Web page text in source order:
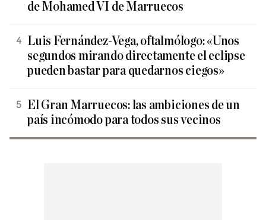
de Mohamed VI de Marruecos
Luis Fernández-Vega, oftalmólogo: «Unos
segundos mirando directamente el eclipse
pueden bastar para quedarnos ciegos»
El Gran Marruecos: las ambiciones de un
país incómodo para todos sus vecinos